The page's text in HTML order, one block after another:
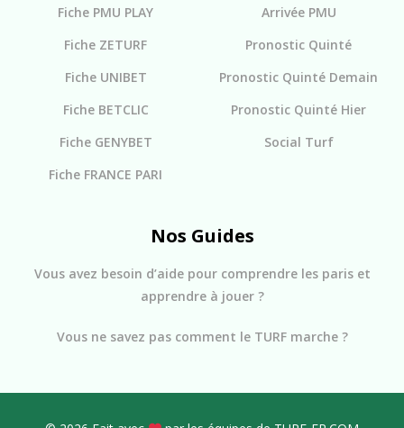
Fiche PMU PLAY
Fiche ZETURF
Fiche UNIBET
Fiche BETCLIC
Fiche GENYBET
Fiche FRANCE PARI
Arrivée PMU
Pronostic Quinté
Pronostic Quinté Demain
Pronostic Quinté Hier
Social Turf
Nos Guides
Vous avez besoin d’aide pour comprendre les paris et
apprendre à jouer ?
Vous ne savez pas comment le TURF marche ?